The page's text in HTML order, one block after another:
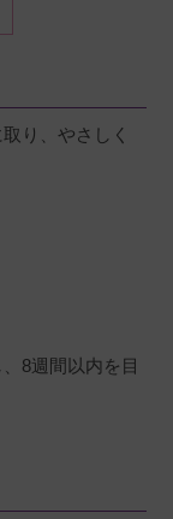
り、やさしく
8週間以内を目